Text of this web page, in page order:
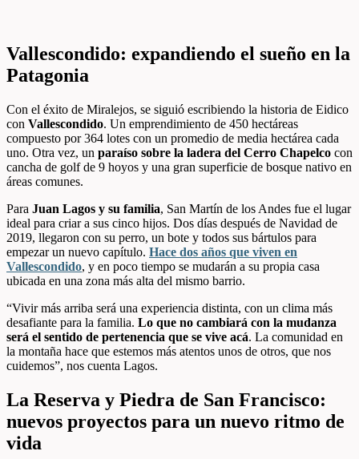
Vallescondido: expandiendo el sueño en la
Patagonia
Con el éxito de Miralejos, se siguió escribiendo la historia de Eidico
con Vallescondido. Un emprendimiento de 450 hectáreas
compuesto por 364 lotes con un promedio de media hectárea cada
uno. Otra vez, un paraíso sobre la ladera del Cerro Chapelco con
cancha de golf de 9 hoyos y una gran superficie de bosque nativo en
áreas comunes.
Para Juan Lagos y su familia, San Martín de los Andes fue el lugar
ideal para criar a sus cinco hijos. Dos días después de Navidad de
2019, llegaron con su perro, un bote y todos sus bártulos para
empezar un nuevo capítulo. Hace dos años que viven en
Vallescondido, y en poco tiempo se mudarán a su propia casa
ubicada en una zona más alta del mismo barrio.
“Vivir más arriba será una experiencia distinta, con un clima más
desafiante para la familia. Lo que no cambiará con la mudanza
será el sentido de pertenencia que se vive acá. La comunidad en
la montaña hace que estemos más atentos unos de otros, que nos
cuidemos”, nos cuenta Lagos.
La Reserva y Piedra de San Francisco:
nuevos proyectos para un nuevo ritmo de
vida